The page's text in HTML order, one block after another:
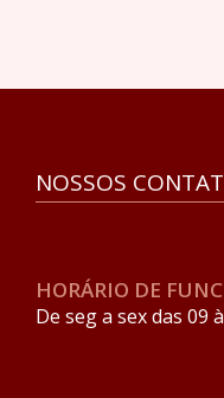
NOSSOS
HORÁRIO DE
De seg a sex das 09